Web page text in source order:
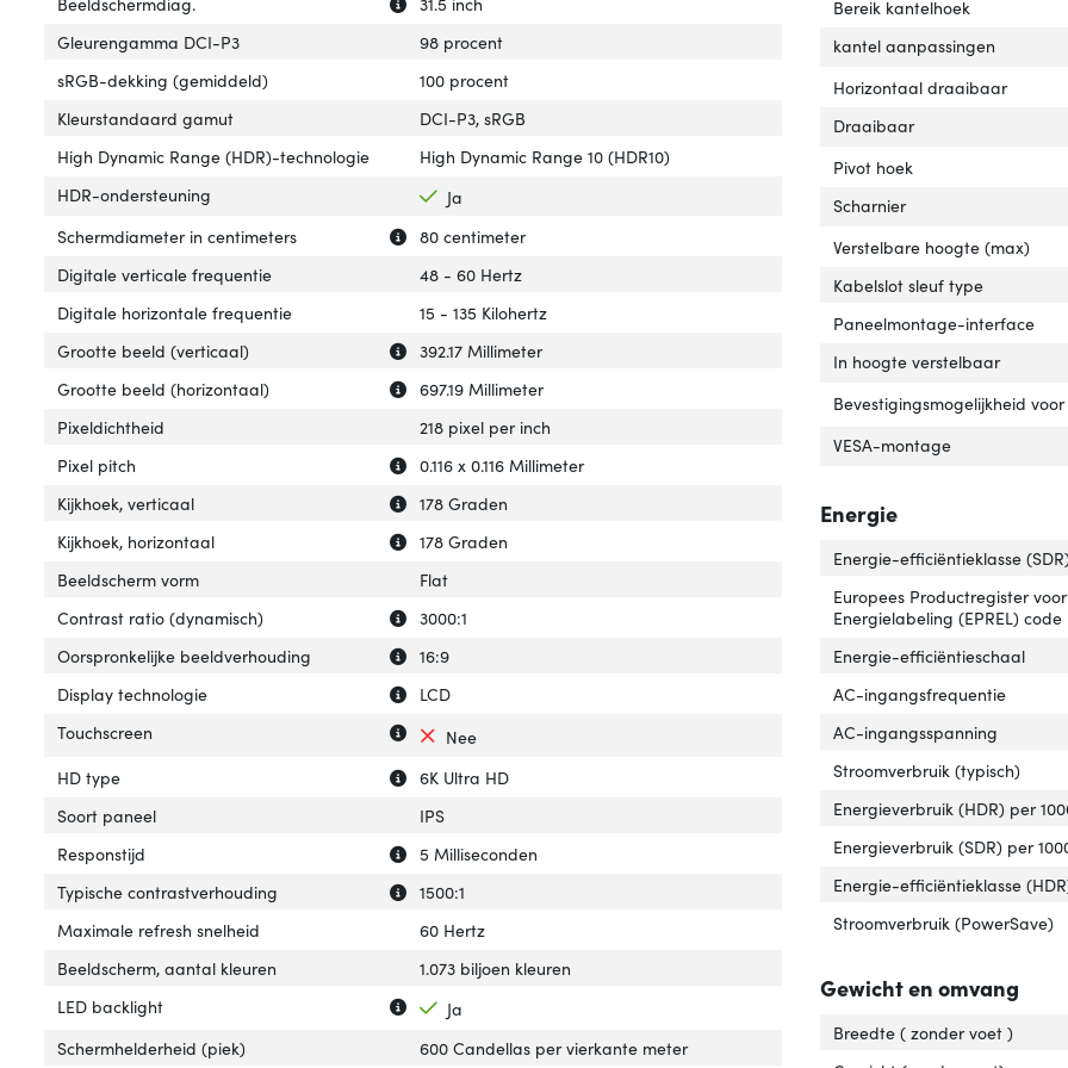
Gleurengamma DCI-P3
98 procent
sRGB-dekking (gemiddeld)
100 procent
Kleurstandaard gamut
DCI-P3, sRGB
High Dynamic Range (HDR)-technologie
High Dynamic Range 10 (HDR10)
HDR-ondersteuning
Ja
Uitleg over 'Schermdiameter in centimeters'
Verberg uitleg over 'Schermdiameter in centimeters'
Schermdiameter in centimeters
80 centimeter
Digitale verticale frequentie
48 - 60 Hertz
Digitale horizontale frequentie
15 - 135 Kilohertz
Uitleg over 'Grootte beeld (verticaal)'
Verberg uitleg over 'Grootte beeld (verticaal)'
Grootte beeld (verticaal)
392.17 Millimeter
Uitleg over 'Grootte beeld (horizontaal)'
Verberg uitleg over 'Grootte beeld (horizontaal)'
Grootte beeld (horizontaal)
697.19 Millimeter
Pixeldichtheid
218 pixel per inch
Uitleg over 'Pixel pitch'
Verberg uitleg over 'Pixel pitch'
Pixel pitch
0.116 x 0.116 Millimeter
Uitleg over 'Kijkhoek, verticaal'
Verberg uitleg over 'Kijkhoek, verticaal'
Kijkhoek, verticaal
178 Graden
Uitleg over 'Kijkhoek, horizontaal'
Verberg uitleg over 'Kijkhoek, horizontaal'
Kijkhoek, horizontaal
178 Graden
Beeldscherm vorm
Flat
Uitleg over 'Contrast ratio (dynamisch)'
Verberg uitleg over 'Contrast ratio (dynamisch)'
Contrast ratio (dynamisch)
3000:1
Uitleg over 'Oorspronkelijke beeldverhouding'
Verberg uitleg over 'Oorspronkelijke beeldverhouding'
Oorspronkelijke beeldverhouding
16:9
Uitleg over 'Display technologie'
Verberg uitleg over 'Display technologie'
Display technologie
LCD
Uitleg over 'Touchscreen'
Verberg uitleg over 'Touchscreen'
Touchscreen
Nee
Uitleg over 'HD type'
Verberg uitleg over 'HD type'
HD type
6K Ultra HD
Soort paneel
IPS
Uitleg over 'Responstijd'
Verberg uitleg over 'Responstijd'
Responstijd
5 Milliseconden
Uitleg over 'Typische contrastverhouding'
Verberg uitleg over 'Typische contrastverhouding'
Typische contrastverhouding
1500:1
Maximale refresh snelheid
60 Hertz
Beeldscherm, aantal kleuren
1.073 biljoen kleuren
Uitleg over 'LED backlight'
Verberg uitleg over 'LED backlight'
LED backlight
Ja
Schermhelderheid (piek)
600 Candellas per vierkante meter
Bereik kantelhoek
kantel aanpassingen
Horizontaal draaibaar
Draaibaar
Pivot hoek
Scharnier
Verstelbare hoogte (max)
Kabelslot sleuf type
Paneelmontage-interface
In hoogte verstelbaar
Bevestigingsmogelijkheid
VESA-montage
Energie
Energie-efficiëntieklasse (SDR)
Europees Productregister voor
Energielabeling (EPREL) code
Energie-efficiëntieschaal
AC-ingangsfrequentie
AC-ingangsspanning
Stroomverbruik (typisch)
Energieverbruik (HDR) per
Energieverbruik (SDR) per
Energie-efficiëntieklasse
Stroomverbruik (PowerSave)
Gewicht en omvang
Breedte ( zonder voet )